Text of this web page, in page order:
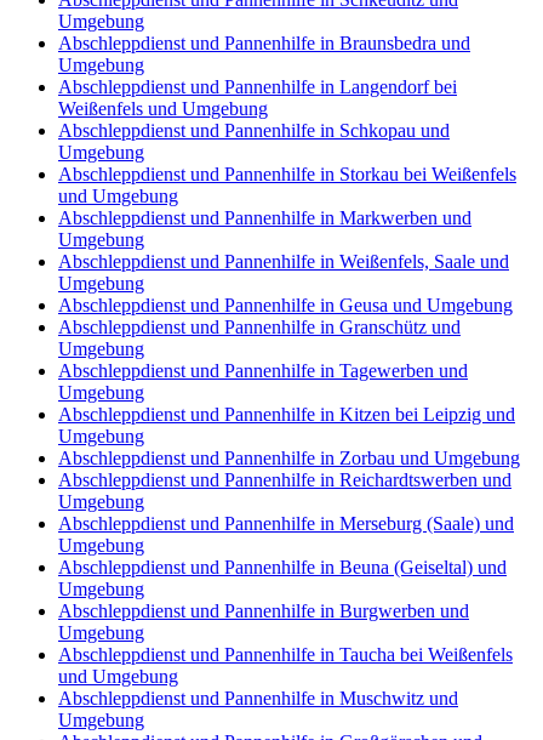
Umgebung
Abschleppdienst und Pannenhilfe in Braunsbedra und
Umgebung
Abschleppdienst und Pannenhilfe in Langendorf bei
Weißenfels und Umgebung
Abschleppdienst und Pannenhilfe in Schkopau und
Umgebung
Abschleppdienst und Pannenhilfe in Storkau bei Weißenfels
und Umgebung
Abschleppdienst und Pannenhilfe in Markwerben und
Umgebung
Abschleppdienst und Pannenhilfe in Weißenfels, Saale und
Umgebung
Abschleppdienst und Pannenhilfe in Geusa und Umgebung
Abschleppdienst und Pannenhilfe in Granschütz und
Umgebung
Abschleppdienst und Pannenhilfe in Tagewerben und
Umgebung
Abschleppdienst und Pannenhilfe in Kitzen bei Leipzig und
Umgebung
Abschleppdienst und Pannenhilfe in Zorbau und Umgebung
Abschleppdienst und Pannenhilfe in Reichardtswerben und
Umgebung
Abschleppdienst und Pannenhilfe in Merseburg (Saale) und
Umgebung
Abschleppdienst und Pannenhilfe in Beuna (Geiseltal) und
Umgebung
Abschleppdienst und Pannenhilfe in Burgwerben und
Umgebung
Abschleppdienst und Pannenhilfe in Taucha bei Weißenfels
und Umgebung
Abschleppdienst und Pannenhilfe in Muschwitz und
Umgebung